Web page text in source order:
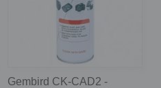
Gembird CK-CAD2 -